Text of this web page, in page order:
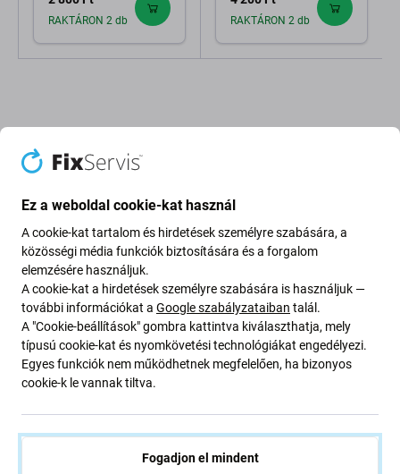
RAKTÁRON 2 db RAKTÁRON 2 db
Akkumulátorfedél a következőhöz:
Huawei P30 ELE-L29 ELE-L09
Ha eszköze leesett a padlóra, és a(z) Huawei P30 ELE-L29
Alkatrészek minősége
Ez a weboldal cookie-kat használ
A cookie-kat tartalom és hirdetések személyre szabására, a
közösségi média funkciók biztosítására és a forgalom
elemzésére használjuk.
A cookie-kat a hirdetések személyre szabására is használjuk —
további információkat a Google szabályzataiban talál.
A "Cookie-beállítások" gombra kattintva kiválaszthatja, mely
típusú cookie-kat és nyomkövetési technológiákat engedélyezi.
Egyes funkciók nem működhetnek megfelelően, ha bizonyos
cookie-k le vannak tiltva.
Fogadjon el mindent